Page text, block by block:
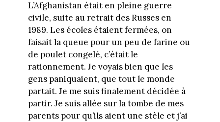
L’Afghanistan était en pleine guerre
civile, suite au retrait des Russes en
1989. Les écoles étaient fermées, on
faisait la queue pour un peu de farine ou
de poulet congelé, c’était le
rationnement. Je voyais bien que les
gens paniquaient, que tout le monde
partait. Je me suis finalement décidée à
partir. Je suis allée sur la tombe de mes
parents pour qu’ils aient une stèle et j’ai